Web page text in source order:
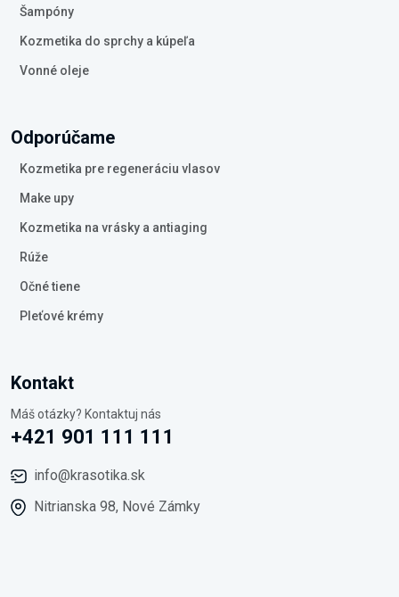
Šampóny
Kozmetika do sprchy a kúpeľa
Vonné oleje
Odporúčame
Kozmetika pre regeneráciu vlasov
Make upy
Kozmetika na vrásky a antiaging
Rúže
Očné tiene
Pleťové krémy
Kontakt
Máš otázky? Kontaktuj nás
+421 901 111 111
info@krasotika.sk
Nitrianska 98, Nové Zámky